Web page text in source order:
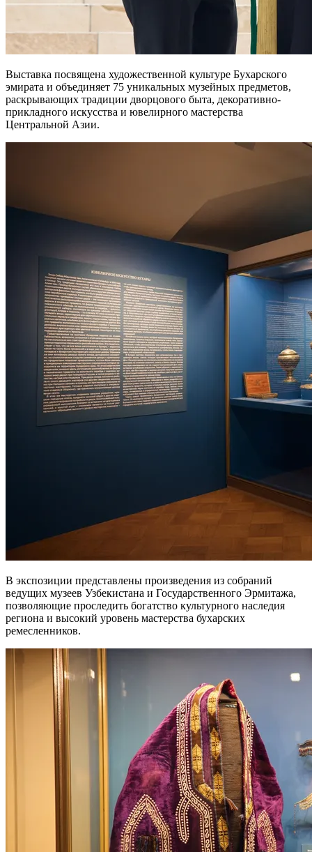
Выставка посвящена художественной культуре Бухарского
эмирата и объединяет 75 уникальных музейных предметов,
раскрывающих традиции дворцового быта, декоративно-
прикладного искусства и ювелирного мастерства
Центральной Азии.
В экспозиции представлены произведения из собраний
ведущих музеев Узбекистана и Государственного Эрмитажа,
позволяющие проследить богатство культурного наследия
региона и высокий уровень мастерства бухарских
ремесленников.